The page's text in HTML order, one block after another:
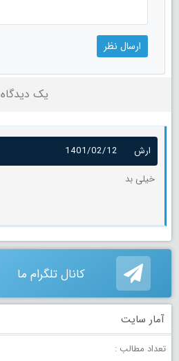
یک دیدگاه
ارش
1401/02/12
خیلی بد
کانال تلگرام ما
آمار سایت
تعداد مطالب :